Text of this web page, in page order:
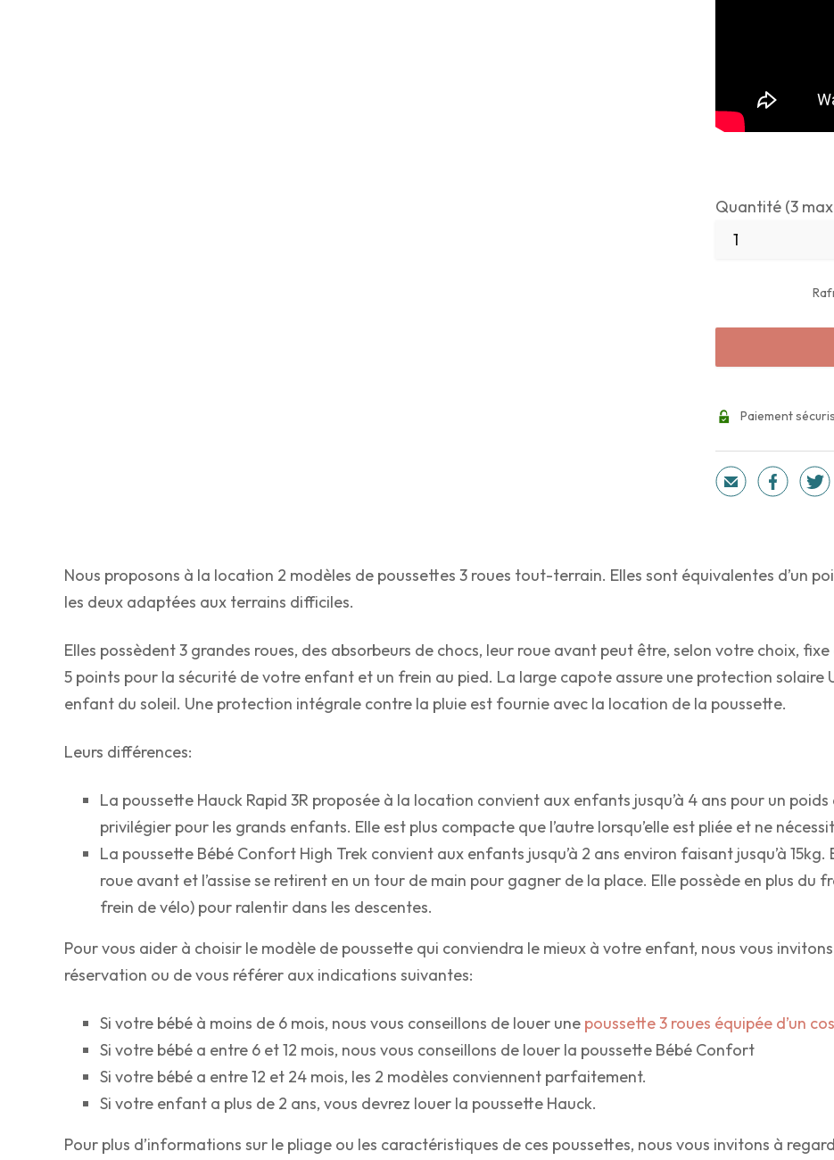
Quantité (3
Paiement
Nous proposons à la location 2 modèles de poussettes 3 roues tout-terrain. Elles sont équivalentes d’un
les deux adaptées aux terrains difficiles.
Elles possèdent 3 grandes roues, des absorbeurs de chocs, leur roue avant peut être, selon votre choix,
5 points pour la sécurité de votre enfant et un frein au pied. La large capote assure une protection
enfant du soleil. Une protection intégrale contre la pluie est fournie avec la location de la poussette.
Leurs différences:
La poussette Hauck Rapid 3R proposée à la location convient aux enfants jusqu’à 4 ans pour un poids
privilégier pour les grands enfants. Elle est plus compacte que l’autre lorsqu’elle est pliée et ne
La poussette Bébé Confort High Trek convient aux enfants jusqu’à 2 ans environ faisant jusqu’à
roue avant et l’assise se retirent en un tour de main pour gagner de la place. Elle possède en plus du
frein de vélo) pour ralentir dans les descentes.
Pour vous aider à choisir le modèle de poussette qui conviendra le mieux à votre enfant, nous vous
réservation ou de vous référer aux indications suivantes:
Si votre bébé à moins de 6 mois, nous vous conseillons de louer une poussette 3 roues équipée d’un
Si votre bébé a entre 6 et 12 mois, nous vous conseillons de louer la poussette Bébé Confort
Si votre bébé a entre 12 et 24 mois, les 2 modèles conviennent parfaitement.
Si votre enfant a plus de 2 ans, vous devrez louer la poussette Hauck.
Pour plus d’informations sur le pliage ou les caractéristiques de ces poussettes, nous vous invitons à